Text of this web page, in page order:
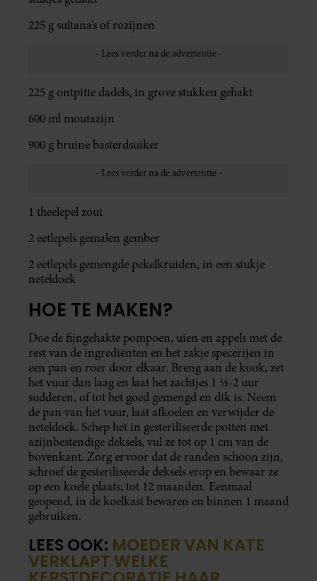
225 g sultana’s of rozijnen
225 g ontpitte dadels, in grove stukken gehakt
600 ml moutazijn
900 g bruine basterdsuiker
1 theelepel zout
2 eetlepels gemalen gember
2 eetlepels gemengde pekelkruiden, in een stukje
neteldoek
HOE TE MAKEN?
Doe de fijngehakte pompoen, uien en appels met de
rest van de ingrediënten en het zakje specerijen in
een pan en roer door elkaar. Breng aan de kook, zet
het vuur dan laag en laat het zachtjes 1 ½-2 uur
sudderen, of tot het goed gemengd en dik is. Neem
de pan van het vuur, laat afkoelen en verwijder de
neteldoek. Schep het in gesteriliseerde potten met
azijnbestendige deksels, vul ze tot op 1 cm van de
bovenkant. Zorg ervoor dat de randen schoon zijn,
schroef de gesteriliseerde deksels erop en bewaar ze
op een koele plaats, tot 12 maanden. Eenmaal
geopend, in de koelkast bewaren en binnen 1 maand
gebruiken.
LEES OOK: MOEDER VAN KATE
VERKLAPT WELKE